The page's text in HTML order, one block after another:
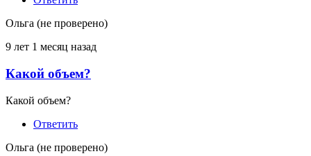
г
Борис
проверено)
Ольга (не проверено)
9 лет 1 месяц назад
Ответ
Продам
облигации
ОГВВЗ
1982
Какой объем?
Какой объем?
Ответить
Ольга (не проверено)